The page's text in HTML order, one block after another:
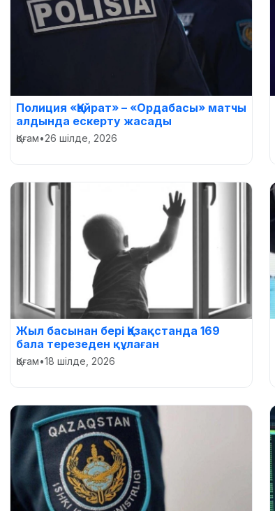
Полиция «Қайрат» – «Ордабасы» матчы
алдында ескерту жасады
Қоғам•26 шілде, 2026
Жыл басынан бері Қазақстанда 169
бала терезеден құлаған
Қоғам•18 шілде, 2026